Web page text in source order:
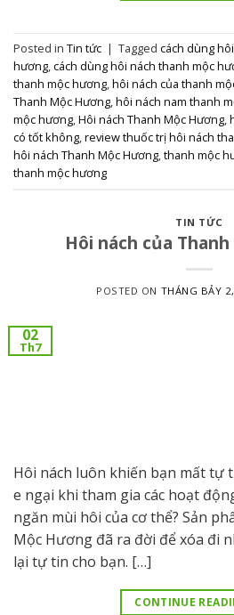
Posted in Tin tức | Tagged cách dùng
hương,cách dùng hôi nách thanh mộc
thanh mộc hương,hôi nách của thanh
Thanh Mộc Hương,hôi nách nam thanh
mộc hương,Hôi nách Thanh Mộc Hương,
có tốt không,review thuốc trị hôi nách
hôi nách Thanh Mộc Hương,thanh mộc
thanh mộc hương
TIN TỨC
Hôi nách của
POSTED ON THÁNG BẢY
02
Th7
Hôi nách luôn khiến bạn mất tự
e ngại khi tham gia các hoạt
ngăn mùi hôi của cơ thể? Sản
Mộc Hương đã ra đời để xóa đi
lại tự tin cho bạn. […]
CONTINUE